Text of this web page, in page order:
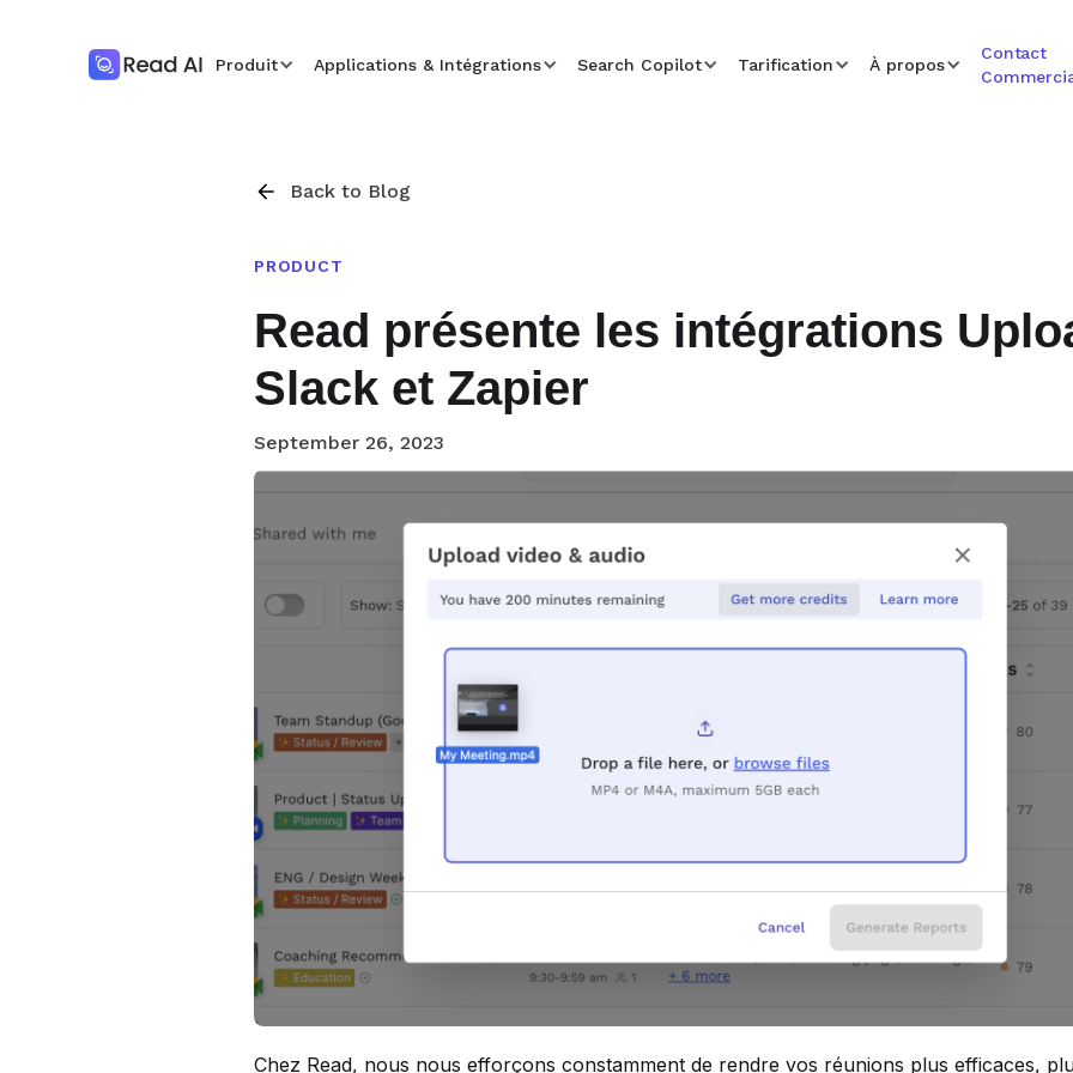
Produit Applications & Intégrations Search Copilot Tarification À propos
Contact
Back to Blog
PRODUCT
Read présente les intégrations
Slack et Zapier
September 26, 2023
Chez Read, nous nous efforçons constamment de rendre vos réunions plus efficaces,